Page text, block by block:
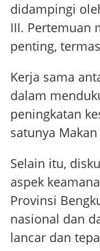
didampingi
III. Pertemuan
penting,
Kerja sama
dalam
peningkatan
satunya
Selain itu,
aspek
Provinsi
nasional dan
lancar dan